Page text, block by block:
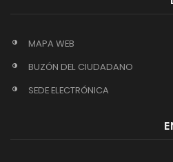
MAPA WEB
BUZÓN DEL CIUDADANO
SEDE ELECTRÓNICA